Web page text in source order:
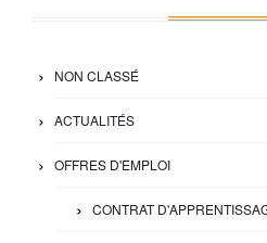
NON CLASSÉ
ACTUALITÉS
OFFRES D'EMPLOI
CONTRAT